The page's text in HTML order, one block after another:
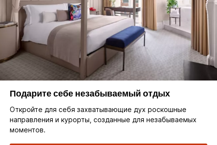
Подарите себе незабываемый отдых
Откройте для себя захватывающие дух роскошные
направления и курорты, созданные для незабываемых
моментов.